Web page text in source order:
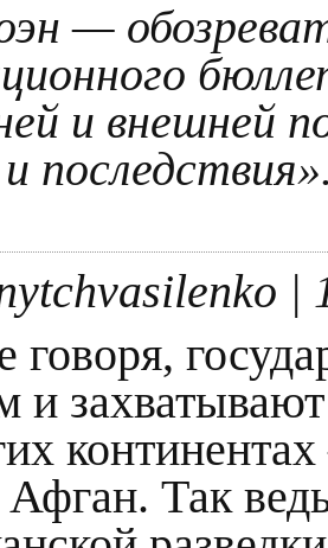
—
и внешней
|
и
Так